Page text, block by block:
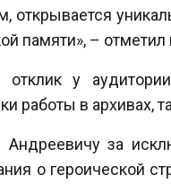
открывается
памяти», –
у
работы в архивах,
за
о героической